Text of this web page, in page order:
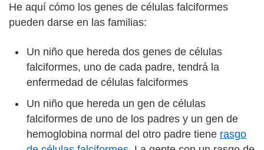
He aquí cómo los genes de células falciformes
pueden darse en las familias:
Un niño que hereda dos genes de células
falciformes, uno de cada padre, tendrá la
enfermedad de células falciformes
Un niño que hereda un gen de células
falciformes de uno de los padres y un gen de
hemoglobina normal del otro padre tiene rasgo